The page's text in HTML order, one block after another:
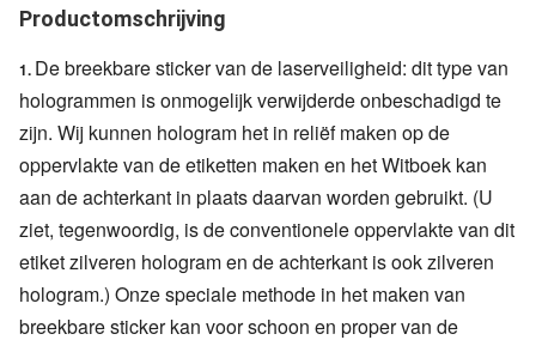
Productomschrijving
1. De breekbare sticker van de laserveiligheid: dit type van
hologrammen is onmogelijk verwijderde onbeschadigd te
zijn. Wij kunnen hologram het in reliëf maken op de
oppervlakte van de etiketten maken en het Witboek kan
aan de achterkant in plaats daarvan worden gebruikt. (U
ziet, tegenwoordig, is de conventionele oppervlakte van dit
etiket zilveren hologram en de achterkant is ook zilveren
hologram.) Onze speciale methode in het maken van
breekbare sticker kan voor schoon en proper van de